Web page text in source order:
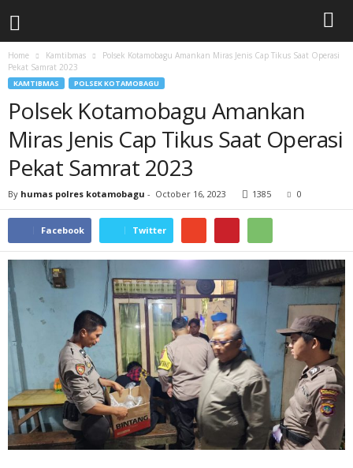
Home Kamtibmas
Polsek Kotamobagu Amankan Miras Jenis Cap Tikus Saat Operasi
Pekat Samrat 2023
KAMTIBMAS POLSEK KOTAMOBAGU
Polsek Kotamobagu Amankan
Miras Jenis Cap Tikus Saat Operasi
Pekat Samrat 2023
By humas polres kotamobagu - October 16, 2023 1385 0
Facebook Twitter